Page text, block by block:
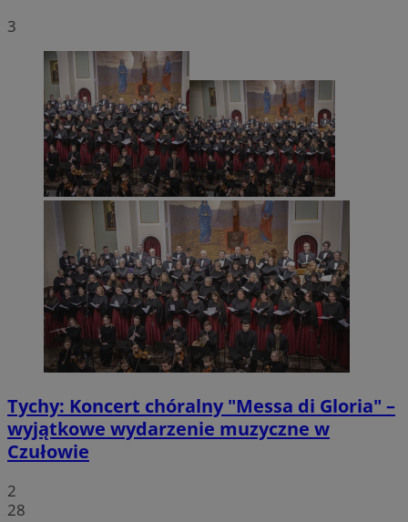
3
Tychy: Koncert chóralny "Messa di Gloria" –
wyjątkowe wydarzenie muzyczne w
Czułowie
2
28